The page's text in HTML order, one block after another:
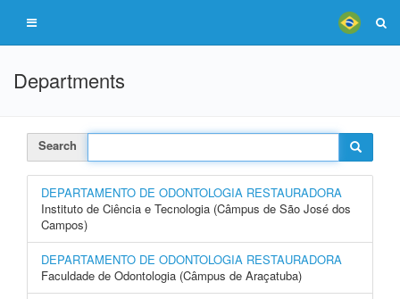
Departments
Search
DEPARTAMENTO DE ODONTOLOGIA RESTAURADORA
Instituto de Ciência e Tecnologia (Câmpus de São José dos
Campos)
DEPARTAMENTO DE ODONTOLOGIA RESTAURADORA
Faculdade de Odontologia (Câmpus de Araçatuba)